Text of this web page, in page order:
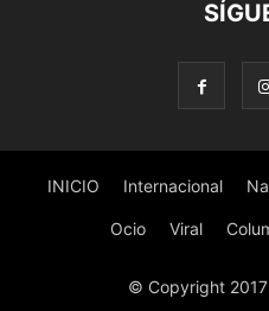
INICIO Internacional
Ocio Viral
© Copyright 2017